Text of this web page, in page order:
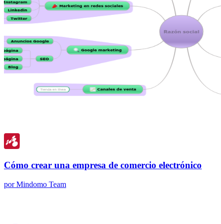
Cómo crear una empresa de comercio electrónico
por Mindomo Team